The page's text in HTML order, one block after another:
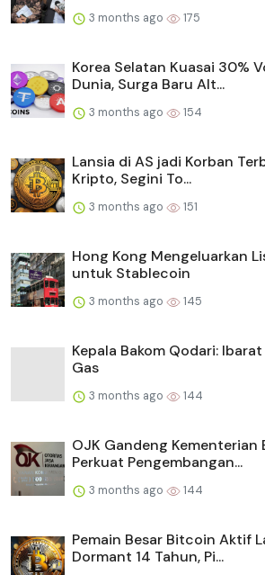
3 months ago 175
Korea Selatan Kuasai 30%
Dunia, Surga Baru Alt...
3 months ago 154
Lansia di AS jadi Korban
Kripto, Segini To...
3 months ago 151
Hong Kong Mengeluarkan
untuk Stablecoin
3 months ago 145
Kepala Bakom Qodari:
Gas
3 months ago 144
OJK Gandeng Kementerian
Perkuat Pengembangan...
3 months ago 144
Pemain Besar Bitcoin Aktif
Dormant 14 Tahun, Pi...